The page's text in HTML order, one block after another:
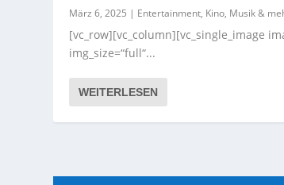
März 6, 2025 | Entertainment, Kino, Musik &
[vc_row][vc_column][vc_single_image
img_size=“full“...
WEITERLESEN